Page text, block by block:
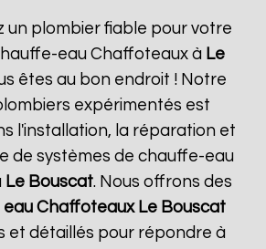
un plombier fiable pour votre
eau Chaffoteaux à Le
êtes au bon endroit ! Notre
expérimentés est
l'installation, la réparation et
de systèmes de chauffe-eau
Le Bouscat. Nous offrons des
Chaffoteaux Le Bouscat
et détaillés pour répondre à